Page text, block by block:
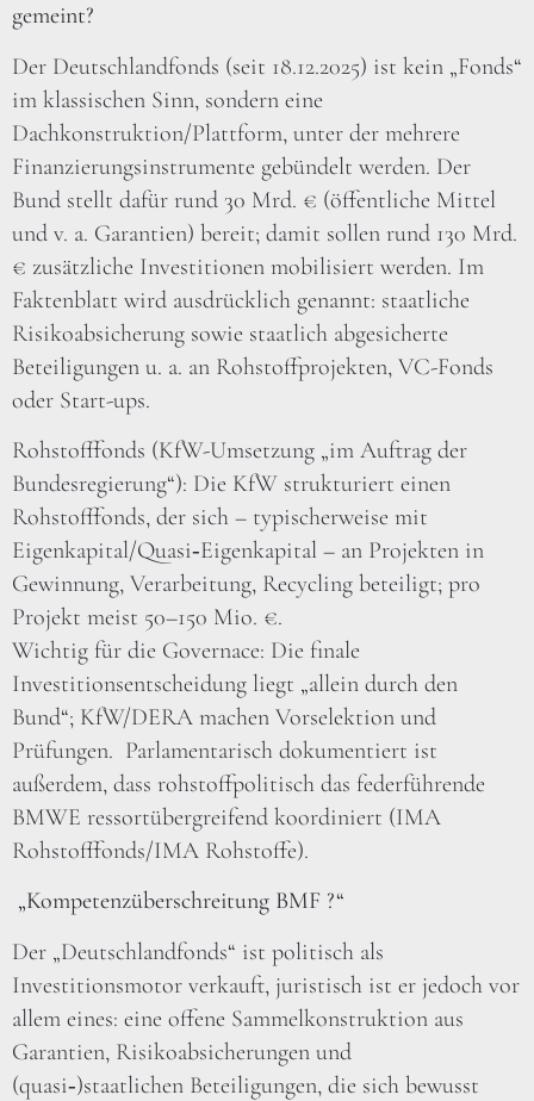
gemeint?
Der Deutschlandfonds (seit 18.12.2025) ist kein „Fonds“
im klassischen Sinn, sondern eine
Dachkonstruktion/Plattform, unter der mehrere
Finanzierungsinstrumente gebündelt werden. Der
Bund stellt dafür rund 30 Mrd. € (öffentliche Mittel
und v. a. Garantien) bereit; damit sollen rund 130 Mrd.
€ zusätzliche Investitionen mobilisiert werden. Im
Faktenblatt wird ausdrücklich genannt: staatliche
Risikoabsicherung sowie staatlich abgesicherte
Beteiligungen u. a. an Rohstoffprojekten, VC-Fonds
oder Start-ups.
Rohstofffonds (KfW-Umsetzung „im Auftrag der
Bundesregierung“): Die KfW strukturiert einen
Rohstofffonds, der sich – typischerweise mit
Eigenkapital/Quasi‑Eigenkapital – an Projekten in
Gewinnung, Verarbeitung, Recycling beteiligt; pro
Projekt meist 50–150 Mio. €.
Wichtig für die Governace: Die finale
Investitionsentscheidung liegt „allein durch den
Bund“; KfW/DERA machen Vorselektion und
Prüfungen. Parlamentarisch dokumentiert ist
außerdem, dass rohstoffpolitisch das federführende
BMWE ressortübergreifend koordiniert (IMA
Rohstofffonds/IMA Rohstoffe).
„Kompetenzüberschreitung BMF ?“
Der „Deutschlandfonds“ ist politisch als
Investitionsmotor verkauft, juristisch ist er jedoch vor
allem eines: eine offene Sammelkonstruktion aus
Garantien, Risikoabsicherungen und
(quasi‑)staatlichen Beteiligungen, die sich bewusst